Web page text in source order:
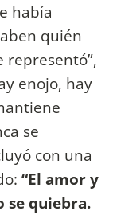
había
quién
representó”,
enojo, hay
se
con una
“El amor y
se quiebra.